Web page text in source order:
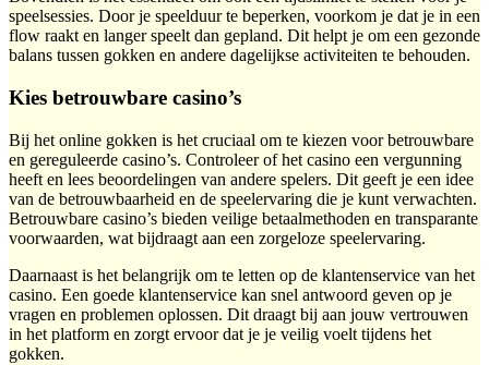
speelsessies. Door je speelduur te beperken, voorkom je dat je in een
flow raakt en langer speelt dan gepland. Dit helpt je om een gezonde
balans tussen gokken en andere dagelijkse activiteiten te behouden.
Kies betrouwbare casino’s
Bij het online gokken is het cruciaal om te kiezen voor betrouwbare
en gereguleerde casino’s. Controleer of het casino een vergunning
heeft en lees beoordelingen van andere spelers. Dit geeft je een idee
van de betrouwbaarheid en de speelervaring die je kunt verwachten.
Betrouwbare casino’s bieden veilige betaalmethoden en transparante
voorwaarden, wat bijdraagt aan een zorgeloze speelervaring.
Daarnaast is het belangrijk om te letten op de klantenservice van het
casino. Een goede klantenservice kan snel antwoord geven op je
vragen en problemen oplossen. Dit draagt bij aan jouw vertrouwen
in het platform en zorgt ervoor dat je je veilig voelt tijdens het
gokken.